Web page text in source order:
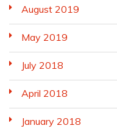
August 2019
May 2019
July 2018
April 2018
January 2018